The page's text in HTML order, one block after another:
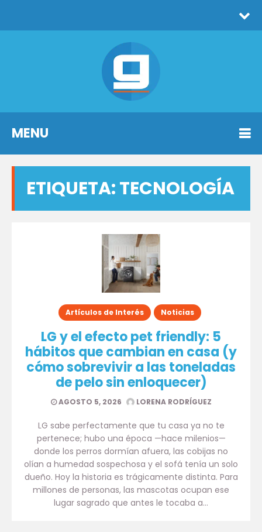
MENU
ETIQUETA:TECNOLOGÍA
Artículos de Interés Noticias
LG y el efecto pet friendly: 5
hábitos que cambian en casa (y
cómo sobrevivir a las toneladas
de pelo sin enloquecer)
AGOSTO 5, 2026 LORENA RODRÍGUEZ
LG sabe perfectamente que tu casa ya no te
pertenece; hubo una época —hace milenios—
donde los perros dormían afuera, las cobijas no
olían a humedad sospechosa y el sofá tenía un solo
dueño. Hoy la historia es trágicamente distinta. Para
millones de personas, las mascotas ocupan ese
lugar sagrado que antes le tocaba a…